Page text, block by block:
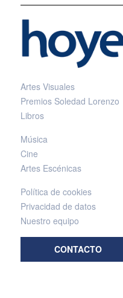
Artes Visuales
Premios Soledad Lorenzo
Libros
Música
Cine
Artes Escénicas
Política de cookies
Privacidad de datos
Nuestro equipo
CONTACTO